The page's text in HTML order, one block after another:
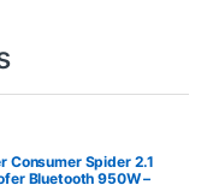
Consumer Spider 2.1
Bluetooth 950W –